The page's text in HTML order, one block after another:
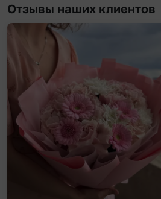
Отзывы наших клиентов